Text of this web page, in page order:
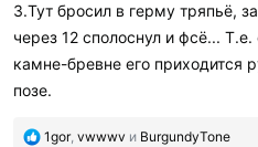
3.Тут бросил в герму тряпьё,
через 12 сполоснул и фсё...
камне-бревне его приходится
позе.
П
1gor, vwwwv и BurgundyTone